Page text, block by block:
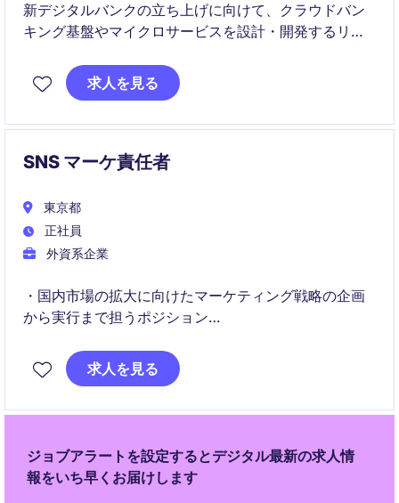
新デジタルバンクの立ち上げに向けて、クラウドバン
キング基盤やマイクロサービスを設計・開発するリー
義から実装・品質担保まで、銀行システムの0→1を技
術面で牽引します。
求人を見る
SNS マーケ責任者
東京都
正社員
外資系企業
・国内市場の拡大に向けたマーケティング戦略の企画
から実行まで担うポジション
・グローバル連携のもとローカル最適化と成果創出を
推進する役割
求人を見る
ジョブアラートを設定するとデジタル最新の求人情
報をいち早くお届けします